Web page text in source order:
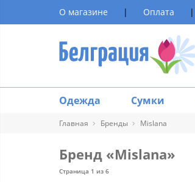
О магазине | Оплата |
Одежда Сумки
Главная Бренды Mislana
Бренд «Mislana»
Страница 1 из 6